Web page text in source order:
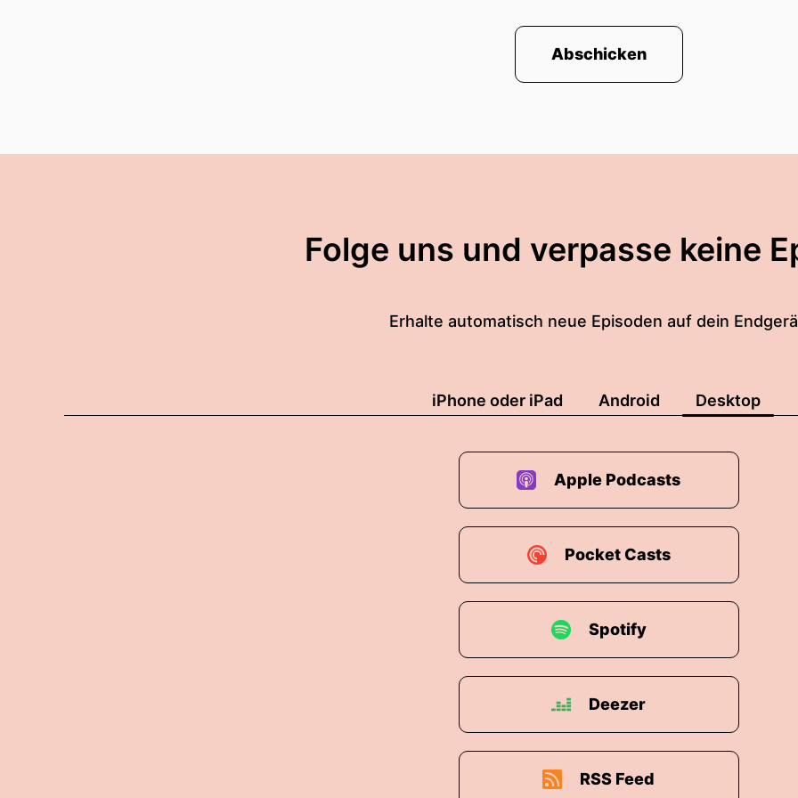
Abschicken
Folge uns und verpasse keine
Erhalte automatisch neue Episoden auf dein
iPhone oder iPad Android Desktop
Apple Podcasts
Pocket Casts
Spotify
Deezer
RSS Feed